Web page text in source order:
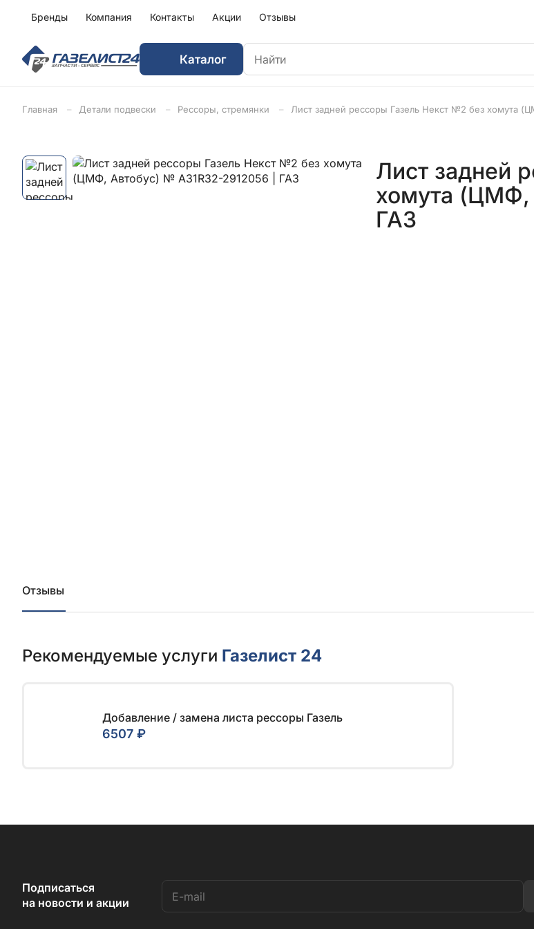
Бренды Компания Контакты Акции Отзывы
Каталог
Главная Детали подвески Рессоры, стремянки Лист задней рессоры Газель Некст №2 без хомута
Лист задней
хомута (ЦМФ,
ГАЗ
Отзывы
Рекомендуемые услуги Газелист 24
Добавление / замена листа рессоры Газель
6507 ₽
Подписаться
на новости и акции